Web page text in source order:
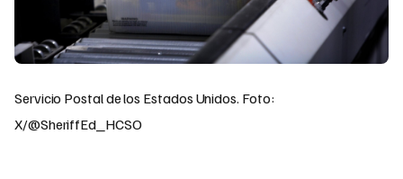
Servicio Postal de los Estados Unidos. Foto:
X/@SheriffEd_HCSO